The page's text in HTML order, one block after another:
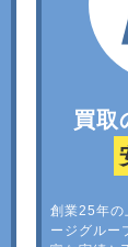
買取
創業25年の
ージグルー